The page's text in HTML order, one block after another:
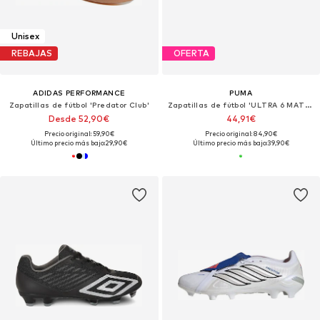
Unisex
REBAJAS
ADIDAS PERFORMANCE
Zapatillas de fútbol 'Predator Club'
Desde 52,90€
Precio original: 59,90€
Último precio más bajo:29,90€
OFERTA
PUMA
Zapatillas de fútbol 'ULTRA 6 MATCH'
44,91€
Precio original: 84,90€
Último precio más bajo:39,90€